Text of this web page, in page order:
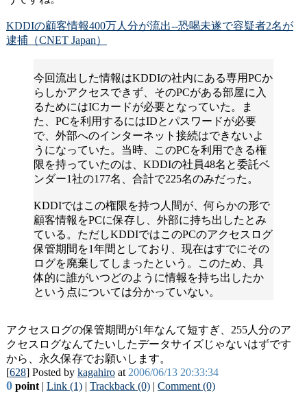
KDDIの顧客情報400万人分が流出--恐喝未遂で容疑者2名が
逮捕（CNET Japan）
今回流出した情報はKDDIの社内にある専用PCか
らしかアクセスできず、そのPCがある部屋に入
るためにはICカードが必要となっていた。ま
た、PCを利用するにはIDとパスワードが必要
で、外部へのインターネット接続はできないよ
うになっていた。当時、このPCを利用できる権
限を持っていたのは、KDDIの社員48名と委託ベ
ンダー1社の177名、合計で225名のみだった。
KDDIではこの権限を持つ人間が、何らかの形で
顧客情報をPCに保存し、外部に持ち出したとみ
ている。ただしKDDIではこのPCのアクセスログ
保管期間を1年間としており、現在はすでにその
ログを廃棄してしまったという。このため、具
体的に誰がいつどのように情報を持ち出したか
という点については分かっていない。
アクセスログの保管期間が1年なんて短すぎ、255人分のア
クセスログなんてたいしたデータサイズじゃないはずです
から、永久保存でお願いします。
[628] Posted by kagahiroat 2006/06/13 20:33:34
0point| Link (1)| Trackback (0)| Comment (0)